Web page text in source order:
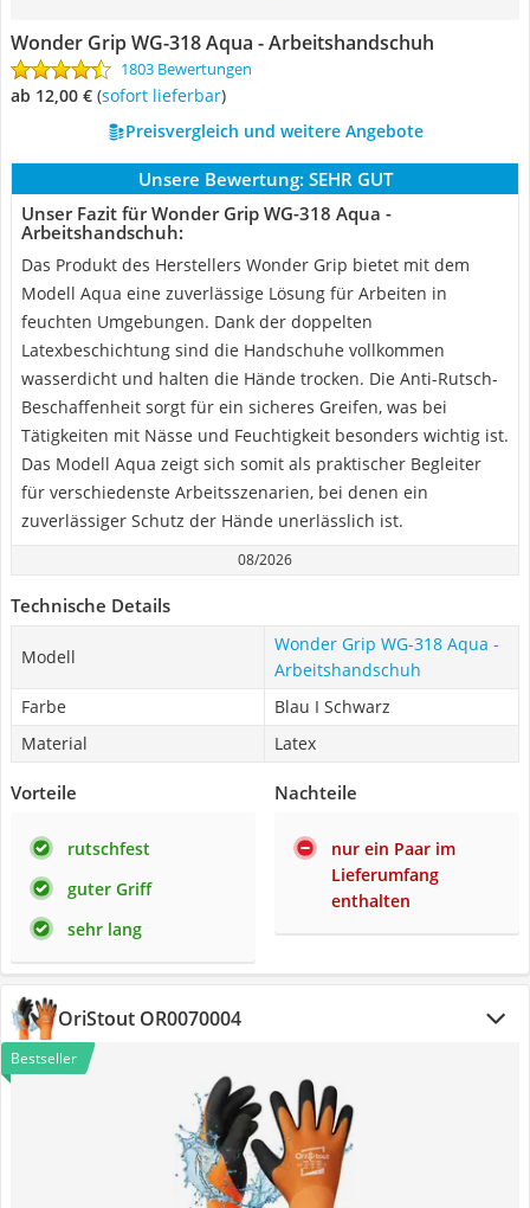
Wonder Grip WG-318 Aqua - Arbeitshandschuh
1803 Bewertungen
ab 12,00 € ( Sofort lieferbar)
Preisvergleich und weitere Angebote
Unsere Bewertung: SEHR GUT
Unser Fazit für Wonder Grip WG-318 Aqua -
Arbeitshandschuh:
Das Produkt des Herstellers Wonder Grip bietet mit dem
Modell Aqua eine zuverlässige Lösung für Arbeiten in
feuchten Umgebungen. Dank der doppelten
Latexbeschichtung sind die Handschuhe vollkommen
wasserdicht und halten die Hände trocken. Die Anti-Rutsch-
Beschaffenheit sorgt für ein sicheres Greifen, was bei
Tätigkeiten mit Nässe und Feuchtigkeit besonders wichtig ist.
Das Modell Aqua zeigt sich somit als praktischer Begleiter
für verschiedenste Arbeitsszenarien, bei denen ein
zuverlässiger Schutz der Hände unerlässlich ist.
08/2026
Technische Details
Modell
Wonder Grip WG-318 Aqua -
Arbeitshandschuh
Farbe
Blau I Schwarz
Material
Latex
Vorteile
rutschfest
guter Griff
sehr lang
Nachteile
nur ein Paar im
Lieferumfang
enthalten
OriStout OR0070004
Bestseller